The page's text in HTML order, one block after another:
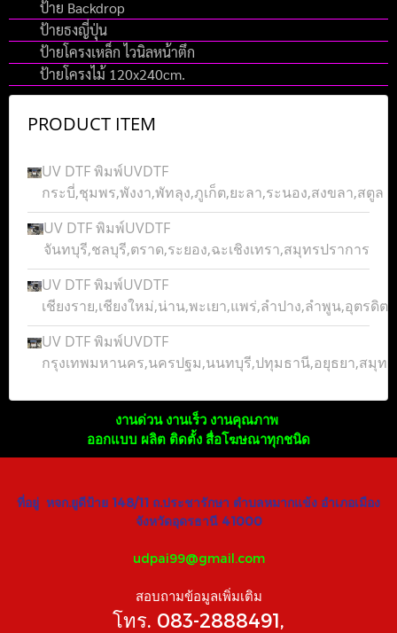
ป้าย Backdrop
ป้ายธงญี่ปุ่น
ป้ายโครงเหล็ก ไวนิลหน้าตึก
ป้ายโครงไม้ 120x240cm.
PRODUCT ITEM
UV DTF พิมพ์UVDTF
กระบี่,ชุมพร,พังงา,พัทลุง,ภูเก็ต,ยะลา,ระนอง,สงขลา,สตูล
UV DTF พิมพ์UVDTF
จันทบุรี,ชลบุรี,ตราด,ระยอง,ฉะเชิงเทรา,สมุทรปราการ
UV DTF พิมพ์UVDTF
เชียงราย,เชียงใหม่,น่าน,พะเยา,แพร่,ลำปาง,ลำพูน,อุตรดิตถ์
UV DTF พิมพ์UVDTF
กรุงเทพมหานคร,นครปฐม,นนทบุรี,ปทุมธานี,อยุธยา,สมุท
งานด่วน งานเร็ว งานคุณภาพ
ออกแบบ ผลิต ติดตั้ง สื่อโฆษณาทุกชนิด
ที่อยู่ หจก.ยูดีป้าย 148/11 ถ.ประชารักษา ตำบลหมากแข้ง อำเภอเมือง
จังหวัดอุดรธานี 41000
udpai99@gmail.com
สอบถามข้อมูลเพิ่มเติม
โทร. 083-2888491,